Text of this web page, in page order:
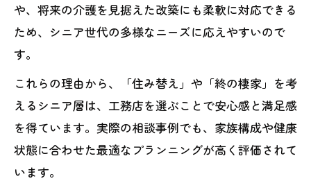
や、将来の介護を見据えた改築にも柔軟に対応できる
ため、シニア世代の多様なニーズに応えやすいので
す。
これらの理由から、「住み替え」や「終の棲家」を考
えるシニア層は、工務店を選ぶことで安心感と満足感
を得ています。実際の相談事例でも、家族構成や健康
状態に合わせた最適なプランニングが高く評価されて
います。